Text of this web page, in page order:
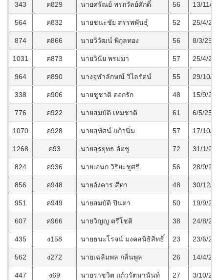
343 ค829 นายศรัณย์ พรถวัลย์ศักดิ์ 56 13/11/
564 ค832 นายชนะชัย สรรพพันธุ์ 52 25/4/
874 ค866 นายวิวัฒน์ พิกุลทอง 56 8/3/
1031 ค873 นายวินัย พรมมา 57 25/4/
964 ค890 นางจุฬาลักษณ์ วิไลรัตน์ 55 29/10/
338 ค906 นายชูชาติ ดอกรัก 48 15/9/
776 ค922 นายสมบัติ เหมชาติ 61 6/5/
1070 ค928 นายสุทัศน์ แก้วนิ่ม 57 17/10/
1268 ค93 นายสุรยุทธ อัตชู 72 31/1/
824 ค936 นายเอนก วิริยะชูศรี 56 28/9/
856 ค948 นายอังคาร สีทา 48 30/12/
951 ค949 นายสมบัติ ปินตา 50 19/9/
607 ค966 นายวิญญู ตรีโชติ 38 24/8/
435 ง158 นายธนะโรจน์ มงคลนิธิสิทธิ์ 23 23/6/
562 ง272 นายเฉลิมพล กลิ่นพูล 26 14/4/
447 ง69 นายราชวิต แก้วรัตนานันท์ 27 3/10/